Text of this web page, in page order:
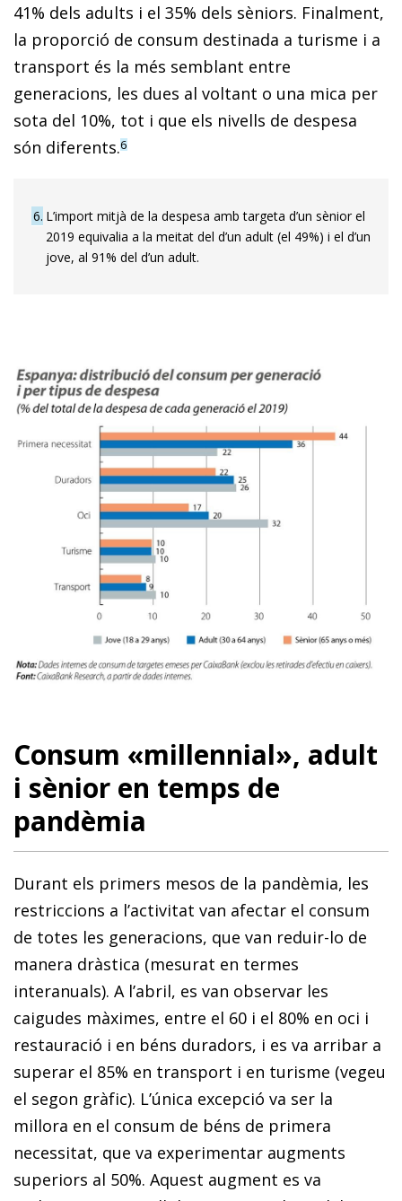
41% dels adults i el 35% dels sèniors. Finalment,
la proporció de consum destinada a turisme i a
transport és la més semblant entre
generacions, les dues al voltant o una mica per
sota del 10%, tot i que els nivells de despesa
són diferents.6
6 L’import mitjà de la despesa amb targeta d’un sènior el
2019 equivalia a la meitat del d’un adult (el 49%) i el d’un
jove, al 91% del d’un adult.
Consum «millennial», adult
i sènior en temps de
pandèmia
Durant els primers mesos de la pandèmia, les
restriccions a l’activitat van afectar el consum
de totes les generacions, que van reduir-lo de
manera dràstica (mesurat en termes
interanuals). A l’abril, es van observar les
caigudes màximes, entre el 60 i el 80% en oci i
restauració i en béns duradors, i es va arribar a
superar el 85% en transport i en turisme (vegeu
el segon gràfic). L’única excepció va ser la
millora en el consum de béns de primera
necessitat, que va experimentar augments
superiors al 50%. Aquest augment es va